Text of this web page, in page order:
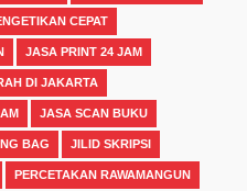
CEPAT
JASA PRINT 24 JAM
DI JAKARTA
JASA SCAN BUKU
BAG JILID SKRIPSI
PERCETAKAN RAWAMANGUN